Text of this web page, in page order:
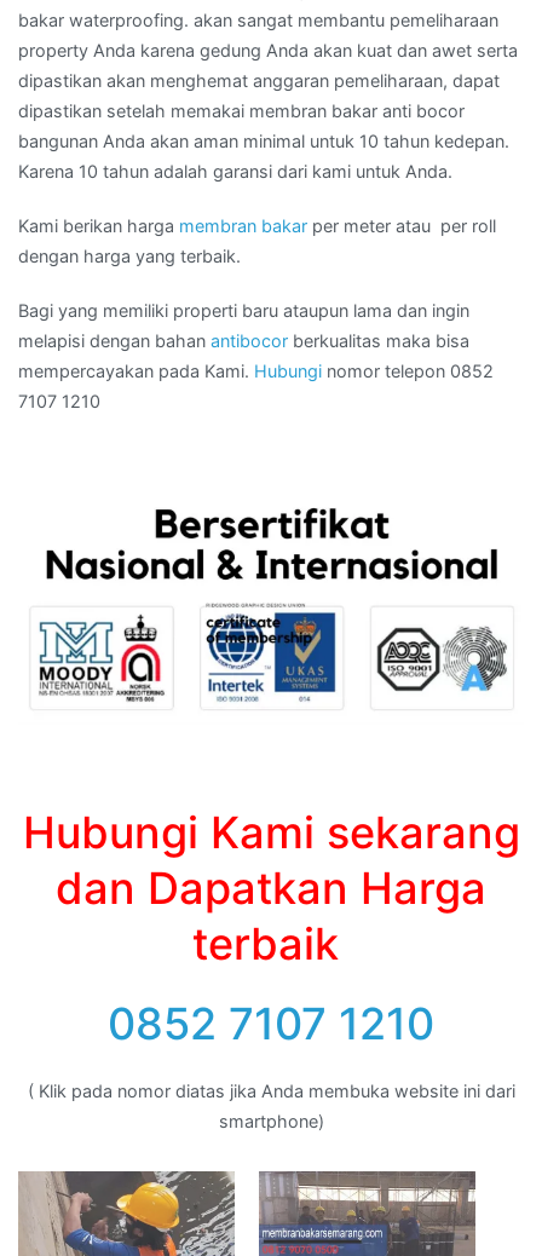
bakar waterproofing. akan sangat membantu pemeliharaan
property Anda karena gedung Anda akan kuat dan awet serta
dipastikan akan menghemat anggaran pemeliharaan, dapat
dipastikan setelah memakai membran bakar anti bocor
bangunan Anda akan aman minimal untuk 10 tahun kedepan.
Karena 10 tahun adalah garansi dari kami untuk Anda.
Kami berikan harga membran bakar per meter atau per roll
dengan harga yang terbaik.
Bagi yang memiliki properti baru ataupun lama dan ingin
melapisi dengan bahan antibocor berkualitas maka bisa
mempercayakan pada Kami. Hubungi nomor telepon 0852
7107 1210
Hubungi Kami sekarang
dan Dapatkan Harga
terbaik
0852 7107 1210
( Klik pada nomor diatas jika Anda membuka website ini dari
smartphone)